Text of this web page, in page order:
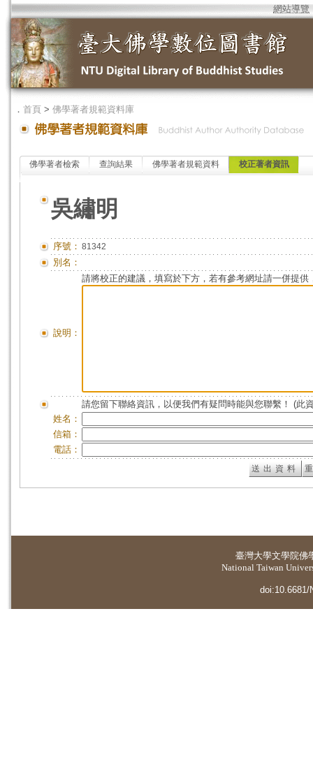
網站導覽
． 首頁 > 佛學著者規範資料庫
佛學著者檢索 查詢結果 佛學著者規範資料 校正著者資訊
吳繡明
序號： 81342
別名：
說明：
請將校正的建議，填寫於下方，若有參考網址請一併提供
請您留下聯絡資訊，以便我們有疑問時能與您聯繫！ (此
姓名：
信箱：
電話：
臺灣大學文學院佛
National Taiwan
doi:10.6681/